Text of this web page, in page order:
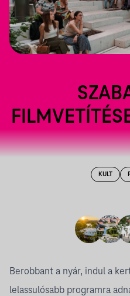
KULT
Berobbant a nyár, indul a
lelassulósabb programra